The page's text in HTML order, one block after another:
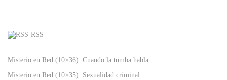
RSS
Misterio en Red (10×36): Cuando la tumba habla
Misterio en Red (10×35): Sexualidad criminal